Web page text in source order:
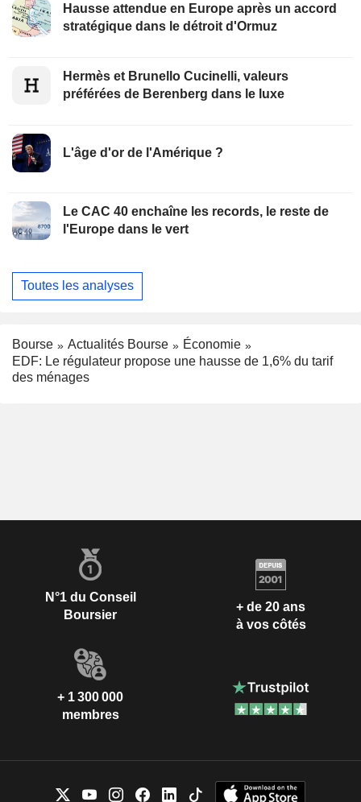
Hausse attendue en Europe après un accord
stratégique dans le détroit d'Ormuz
Hermès et Brunello Cucinelli, valeurs
préférées de Berenberg dans le luxe
L'âge d'or de l'Amérique ?
Le CAC 40 enchaîne les records, le reste de
l'Europe dans le vert
Toutes les analyses
Bourse Actualités Bourse
Économie
EDF: Le régulateur propose une hausse de 1,6% du tarif
des ménages
N°1 du Conseil
Boursier
+ de 20 ans
à vos côtés
+ 1 300 000
membres